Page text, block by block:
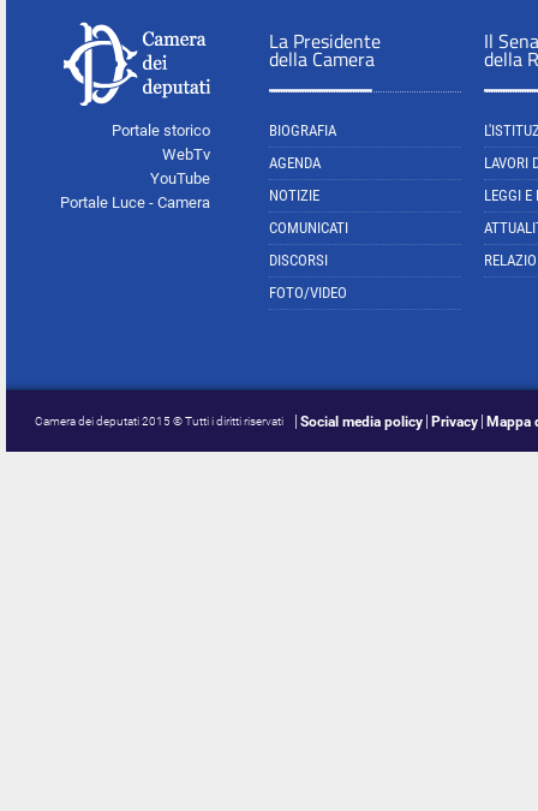
Portale storico
WebTv
YouTube
Portale Luce - Camera
La Presidente
della Camera
BIOGRAFIA
AGENDA
NOTIZIE
COMUNICATI
DISCORSI
FOTO/VIDEO
Il
della
LAVORI
LEGGI E
Camera dei deputati 2015 © Tutti i diritti riservati Social media policy Privacy Mappa